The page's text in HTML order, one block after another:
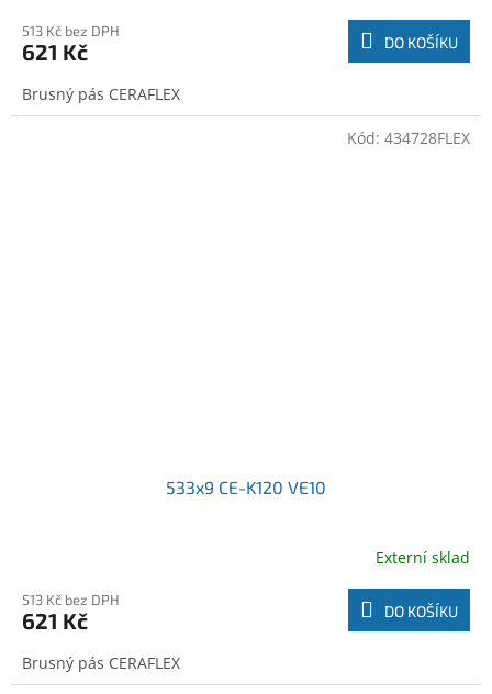
513 Kč bez DPH
621 Kč DO KOŠÍKU
Brusný pás CERAFLEX
533x9 CE-K120 VE10
Externí sklad
513 Kč bez DPH
621 Kč DO KOŠÍKU
Brusný pás CERAFLEX
Kód: 434728FLEX